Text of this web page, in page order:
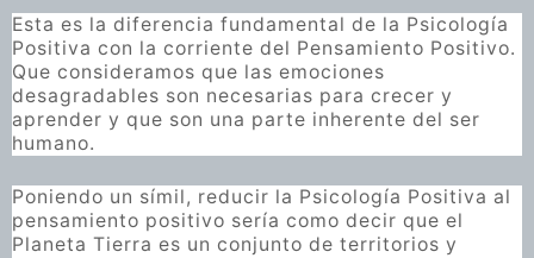
Esta es la diferencia fundamental de la Psicología
Positiva con la corriente del Pensamiento Positivo.
Que consideramos que las emociones
desagradables son necesarias para crecer y
aprender y que son una parte inherente del ser
humano.
Poniendo un símil, reducir la Psicología Positiva al
pensamiento positivo sería como decir que el
Planeta Tierra es un conjunto de territorios y